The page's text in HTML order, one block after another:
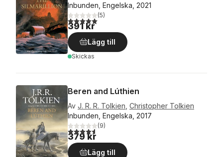
Inbunden, Engelska, 2021
5,0utav 5 stjärnor. Totalt antal röster:
(5)
391 kr
Lägg till
Skickas
Beren and Lúthien
Av J. R. R. Tolkien Christopher Tolkien
Inbunden, Engelska, 2017
4,6utav 5 stjärnor. Totalt antal röster:
(9)
379 kr
Lägg till